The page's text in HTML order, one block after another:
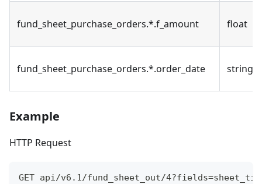
fund_sheet_purchase_orders.*.f_amount float
fund_sheet_purchase_orders.*.order_date string
Example
HTTP Request
GET api/v6.1/fund_sheet_out/